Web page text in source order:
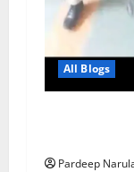
All Blogs
Pardeep